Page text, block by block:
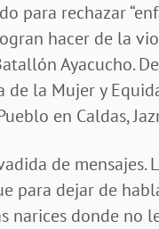
para rechazar
hacer de la
Ayacucho.
de la Mujer y
en Caldas,
de mensajes.
para dejar de
narices donde no